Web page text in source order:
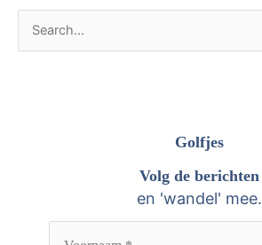
Golfjes
Volg de berichten
en 'wandel' mee.
r